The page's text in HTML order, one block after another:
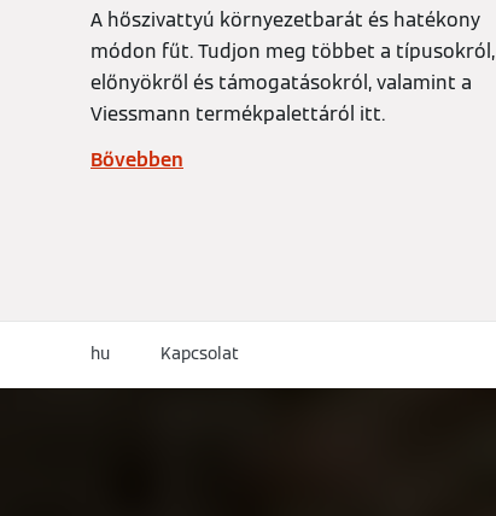
A hőszivattyú környezetbarát és hatékony
módon fűt. Tudjon meg többet a típusokról,
előnyökről és támogatásokról, valamint a
Viessmann termékpalettáról itt.
Bővebben
hu Kapcsolat